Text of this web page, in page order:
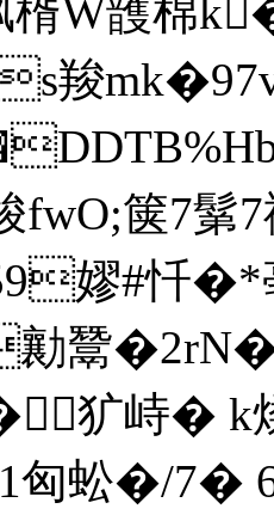
楈W頀棉
羧
fwO;箧7鬀
嫪#忏�*
鬵�2
犷峙�
匈蚣�/7�